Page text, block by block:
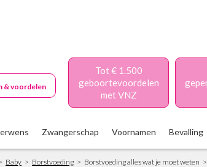
& voordelen
Tot € 1.500
geboortevoordelen
met VNZ
Zwangerschap Voornamen Bevalling
Baby Borstvoeding Borstvoeding alles wat je moet weten